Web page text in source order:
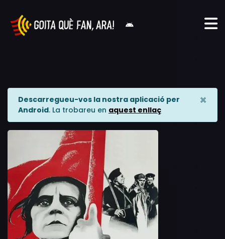
Descarregueu-vos la nostra aplicació per
Android. La trobareu en aquest enllaç
×